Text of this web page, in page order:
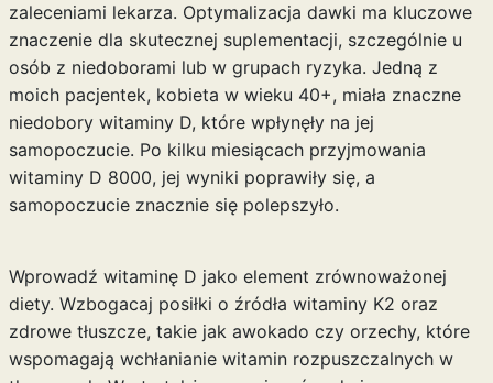
zaleceniami lekarza. Optymalizacja dawki ma kluczowe
znaczenie dla skutecznej suplementacji, szczególnie u
osób z niedoborami lub w grupach ryzyka. Jedną z
moich pacjentek, kobieta w wieku 40+, miała znaczne
niedobory witaminy D, które wpłynęły na jej
samopoczucie. Po kilku miesiącach przyjmowania
witaminy D 8000, jej wyniki poprawiły się, a
samopoczucie znacznie się polepszyło.
Wprowadź witaminę D jako element zrównoważonej
diety. Wzbogacaj posiłki o źródła witaminy K2 oraz
zdrowe tłuszcze, takie jak awokado czy orzechy, które
wspomagają wchłanianie witamin rozpuszczalnych w